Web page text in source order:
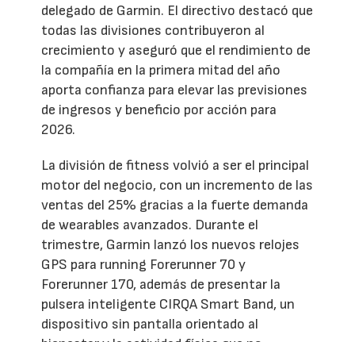
delegado de Garmin. El directivo destacó que
todas las divisiones contribuyeron al
crecimiento y aseguró que el rendimiento de
la compañía en la primera mitad del año
aporta confianza para elevar las previsiones
de ingresos y beneficio por acción para
2026.
La división de fitness volvió a ser el principal
motor del negocio, con un incremento de las
ventas del 25% gracias a la fuerte demanda
de wearables avanzados. Durante el
trimestre, Garmin lanzó los nuevos relojes
GPS para running Forerunner 70 y
Forerunner 170, además de presentar la
pulsera inteligente CIRQA Smart Band, un
dispositivo sin pantalla orientado al